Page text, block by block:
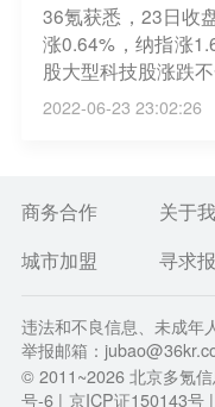
36氪获悉，23日收
涨0.64%，纳指涨
股大型科技股涨跌
涨超2%，特斯拉跌
tflix涨超1%；热门
巴、理想汽车涨
东方跌超8%。
2022-06-23 23:02:26
商务合作 关于
城市加盟
寻求
违法和不良信息、未成年
举报邮箱：
© 2011~2026北京多氪
号-6 | 京ICP证150143号